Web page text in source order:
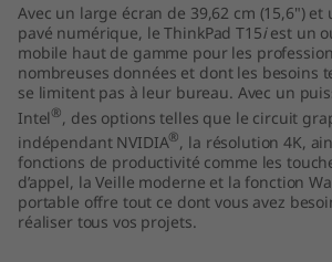
Avec un large écran de 39,62 cm (15,6") et
pavé numérique, le ThinkPad T15iest un
mobile haut de gamme pour les
nombreuses données et dont les besoins
se limitent pas à leur bureau. Avec un
Intel®, des options telles que le circuit
indépendant NVIDIA®, la résolution 4K,
fonctions de productivité comme les
d’appel, la Veille moderne et la fonction
portable offre tout ce dont vous avez
réaliser tous vos projets.